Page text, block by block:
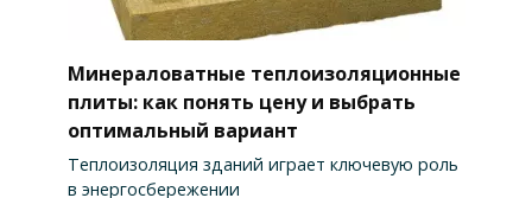
Минераловатные теплоизоляционные
плиты: как понять цену и выбрать
оптимальный вариант
Теплоизоляция зданий играет ключевую роль
в энергосбережении